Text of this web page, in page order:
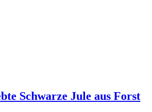
Schwarze Jule aus Forst